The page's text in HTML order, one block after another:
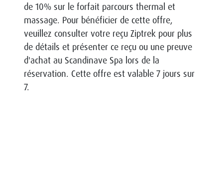
de 10% sur le forfait parcours thermal et
massage. Pour bénéficier de cette offre,
veuillez consulter votre reçu Ziptrek pour plus
de détails et présenter ce reçu ou une preuve
d'achat au Scandinave Spa lors de la
réservation. Cette offre est valable 7 jours sur
7.